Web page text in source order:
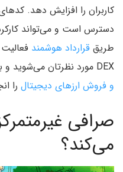
کاربران را افزایش دهد.
طریق قرارداد هوشمند
DEX مورد نظرتان می‌شوید و با اتصال کیف پول خود، در آن
و فروش ارزهای دیجیتال را
صرافی
می‌کند؟